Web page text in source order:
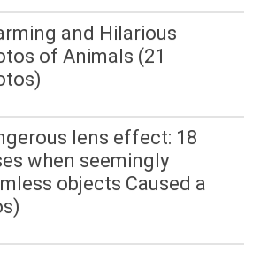
and Hilarious
of Animals (21
lens effect: 18
when seemingly
objects Caused a